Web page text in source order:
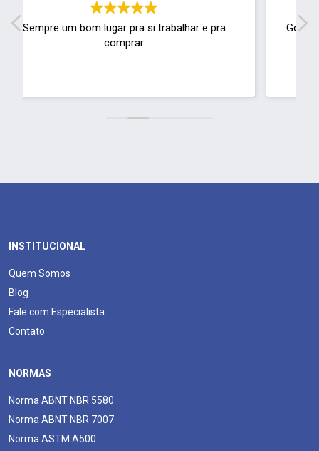
Gostaria de saber se há algum canal para envio
de curriculum
INSTITUCIONAL
Quem Somos
Blog
Fale com Especialista
Contato
NORMAS
Norma ABNT NBR 5580
Norma ABNT NBR 7007
Norma ASTM A500